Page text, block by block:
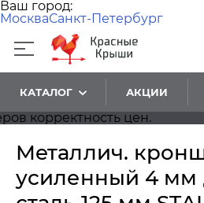
Ваш город:
МоскваСанкт-Петербург
КАТАЛОГ АКЦИИ
цен.
Металлич.
усиленный 4 мм